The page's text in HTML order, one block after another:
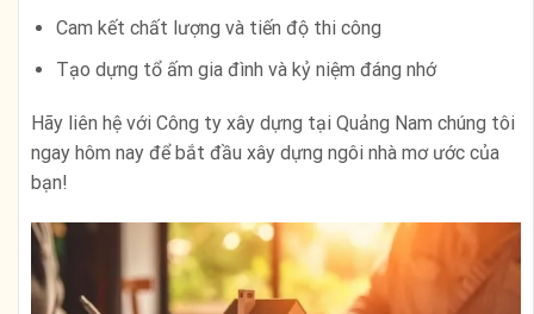
Cam kết chất lượng và tiến độ thi công
Tạo dựng tổ ấm gia đình và kỷ niệm đáng nhớ
Hãy liên hệ với Công ty xây dựng tại Quảng Nam chúng tôi
ngay hôm nay để bắt đầu xây dựng ngôi nhà mơ ước của
bạn!